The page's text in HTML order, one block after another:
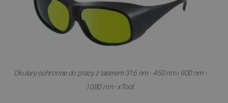
Okulary ochronne do pracy z laserem 316 nm - 450 nm i 900 nm -
1080 nm - xTool.